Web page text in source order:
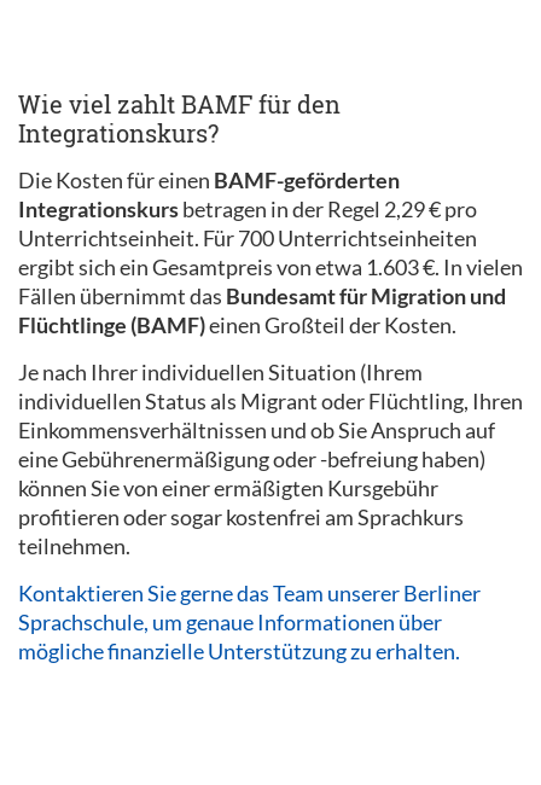
Wie viel zahlt BAMF für den
Integrationskurs?
Die Kosten für einen BAMF-geförderten
Integrationskursbetragen in der Regel 2,29 € pro
Unterrichtseinheit. Für 700 Unterrichtseinheiten
ergibt sich ein Gesamtpreis von etwa 1.603 €. In vielen
Fällen übernimmt das Bundesamt für Migration und
Flüchtlinge (BAMF)einen Großteil der Kosten.
Je nach Ihrer individuellen Situation (Ihrem
individuellen Status als Migrant oder Flüchtling, Ihren
Einkommensverhältnissen und ob Sie Anspruch auf
eine Gebührenermäßigung oder -befreiung haben)
können Sie von einer ermäßigten Kursgebühr
profitieren oder sogar kostenfrei am Sprachkurs
teilnehmen.
Kontaktieren Sie gerne das Team unserer Berliner
Sprachschule, um genaue Informationen über
mögliche finanzielle Unterstützung zu erhalten.